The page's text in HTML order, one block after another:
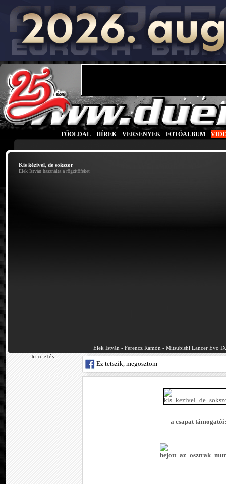
FŐOLDAL HÍREK VERSENYEK FOTÓALBUM
Kis kézivel, de sokszor
Elek István használta a rögzítőféket
Elek István - Ferencz Ramón - Mitsubishi Lancer Evo
h i r d e t é s
Ez tetszik, megosztom
a csapat